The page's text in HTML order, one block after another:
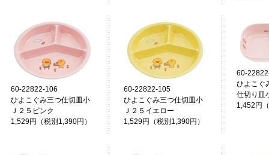
60-22822-106
ひよこぐみ三つ仕切皿小
Ｊ２５ピンク
1,529円（税別1,390円）
60-22822-105
ひよこぐみ三つ仕切皿小
Ｊ２５イエロー
1,529円（税別1,390円）
60-
ひよこぐ
仕切り皿
1,452円